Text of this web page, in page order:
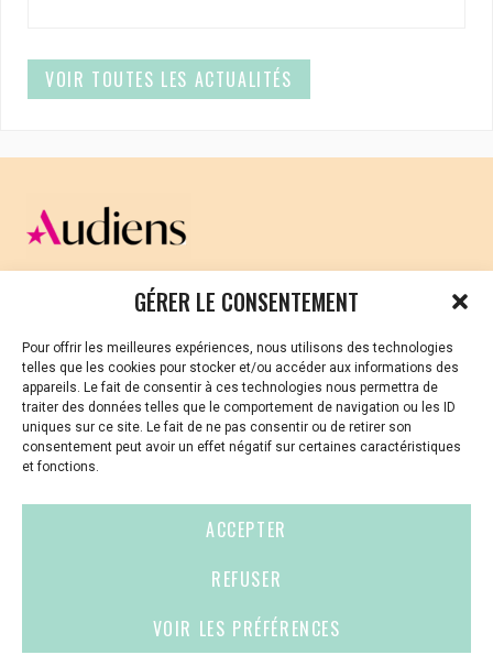
GÉRER LE CONSENTEMENT
Pour offrir les meilleures expériences, nous utilisons des technologies
telles que les cookies pour stocker et/ou accéder aux informations des
appareils. Le fait de consentir à ces technologies nous permettra de
traiter des données telles que le comportement de navigation ou les ID
uniques sur ce site. Le fait de ne pas consentir ou de retirer son
consentement peut avoir un effet négatif sur certaines caractéristiques
et fonctions.
ACCEPTER
REFUSER
VOIR LES PRÉFÉRENCES
VOIR TOUTES LES ACTUALITÉS
CELLULE D’ÉCOUTE ET DE SOUTIEN PSYCHOLOGIQUE ET
Vous avez été témoin ou vous êtes victime de VSS ? Ou
vous êtes référent·es harcèlement en besoin de soutien
ou d’informations ?
01 87 20 30 90
violences-sexuelles-culture@audiens.org